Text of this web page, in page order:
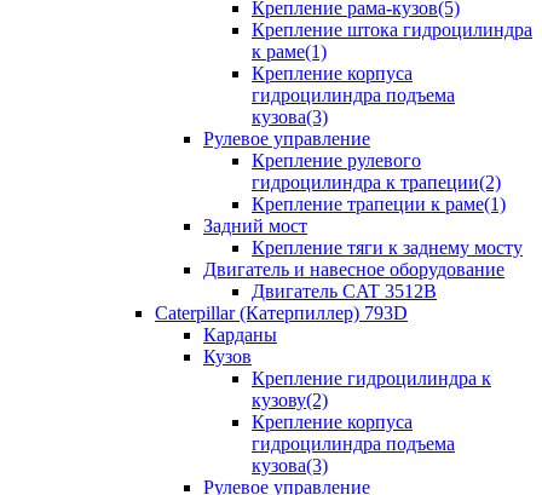
Крепление рама-кузов(5)
Крепление штока гидроцилиндра
к раме(1)
Крепление корпуса
гидроцилиндра подъема
кузова(3)
Рулевое управление
Крепление рулевого
гидроцилиндра к трапеции(2)
Крепление трапеции к раме(1)
Задний мост
Крепление тяги к заднему мосту
Двигатель и навесное оборудование
Двигатель CAT 3512B
Caterpillar (Катерпиллер) 793D
Карданы
Кузов
Крепление гидроцилиндра к
кузову(2)
Крепление корпуса
гидроцилиндра подъема
кузова(3)
Рулевое управление